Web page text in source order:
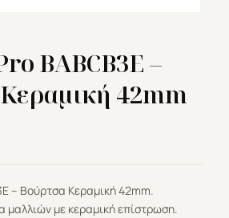
BABCB3E –
42mm
– Βούρτσα Κεραμική 42mm.
μαλλιών με κεραμική επίστρωση.